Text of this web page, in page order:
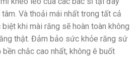
Và thoải mái nhất trong tất cả
khi mài răng sẽ hoàn toàn không
thật. Đảm bảo sức khỏe răng sứ
chắc cao nhất, không ê buốt